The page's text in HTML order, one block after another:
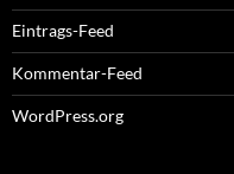
Eintrags-Feed
Kommentar-Feed
WordPress.org